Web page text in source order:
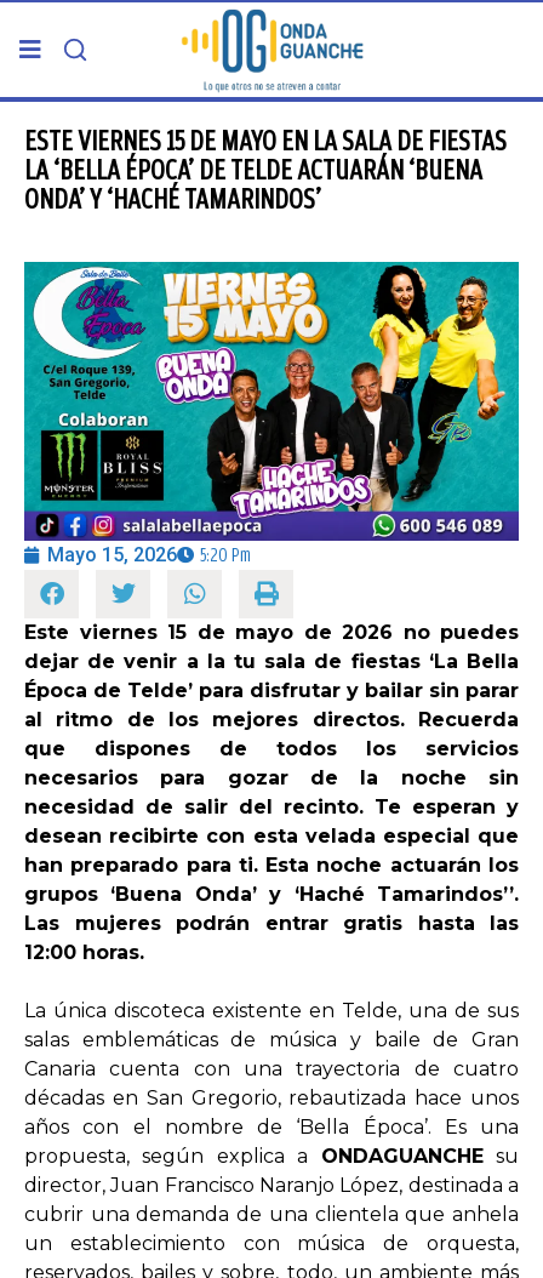
PORTADA
TELDE
GRAN CANARIA
CANARIAS
5ª COLUMNA
CARTAS DEL DIRECTOR
ENTREVISTAS
OPINIÓN
PROGRAMAS
ESTE VIERNES 15 DE MAYO EN LA SALA DE FIESTAS
LA ‘BELLA ÉPOCA’ DE TELDE ACTUARÁN ‘BUENA
ONDA’ Y ‘HACHÉ TAMARINDOS’
Mayo 15, 2026 5:20 Pm
Este viernes 15 de mayo de 2026 no puedes
dejar de venir a la tu sala de fiestas ‘La Bella
Época de Telde’ para disfrutar y bailar sin parar
al ritmo de los mejores directos. Recuerda
que dispones de todos los servicios
necesarios para gozar de la noche sin
necesidad de salir del recinto. Te esperan y
desean recibirte con esta velada especial que
han preparado para ti. Esta noche actuarán los
grupos ‘Buena Onda’ y ‘Haché Tamarindos’’.
Las mujeres podrán entrar gratis hasta las
12:00 horas.
La única discoteca existente en Telde, una de sus
salas emblemáticas de música y baile de Gran
Canaria cuenta con una trayectoria de cuatro
décadas en San Gregorio, rebautizada hace unos
años con el nombre de ‘Bella Época’. Es una
propuesta, según explica a ONDAGUANCHEsu
director, Juan Francisco Naranjo López, destinada a
cubrir una demanda de una clientela que anhela
un establecimiento con música de orquesta,
reservados, bailes y sobre, todo, un ambiente más